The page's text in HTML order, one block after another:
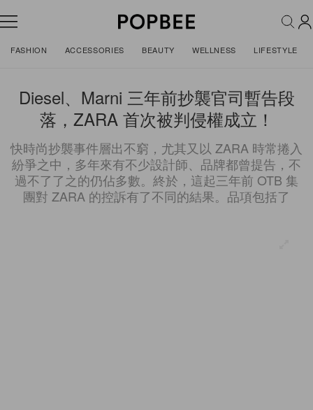
FASHION ACCESSORIES BEAUTY WELLNESS LIFESTYLE
Diesel、Marni 三年前抄襲官司暫告段
落，ZARA 首次被判侵權成立！
快時尚抄襲事件層出不窮，尤其又以 ZARA 時常捲入
紛爭之中，多年來有不少設計師、品牌都曾提告，不
過不了了之的仍佔多數。終於，這起三年前 OTB 集
團對 ZARA 的控訴有了不同的結果。品項包括了